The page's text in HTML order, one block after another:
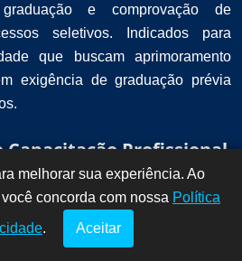
e comprovação de
seletivos. Indicados para
que buscam aprimoramento
exigência de graduação prévia
Capacitação Profissional
Falemelhorar sua experiência. Ao
concorda com nossa Política
. Aceitar